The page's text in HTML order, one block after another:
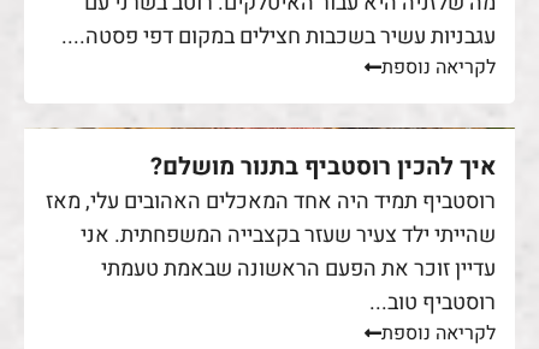
עגבניות עשיר בשכבות חצילים במקום דפי פסטה....
לקריאה נוספת
איך להכין רוסטביף בתנור מושלם?
רוסטביף תמיד היה אחד המאכלים האהובים עלי, מאז
שהייתי ילד צעיר שעזר בקצבייה המשפחתית. אני
עדיין זוכר את הפעם הראשונה שבאמת טעמתי
רוסטביף טוב...
לקריאה נוספת